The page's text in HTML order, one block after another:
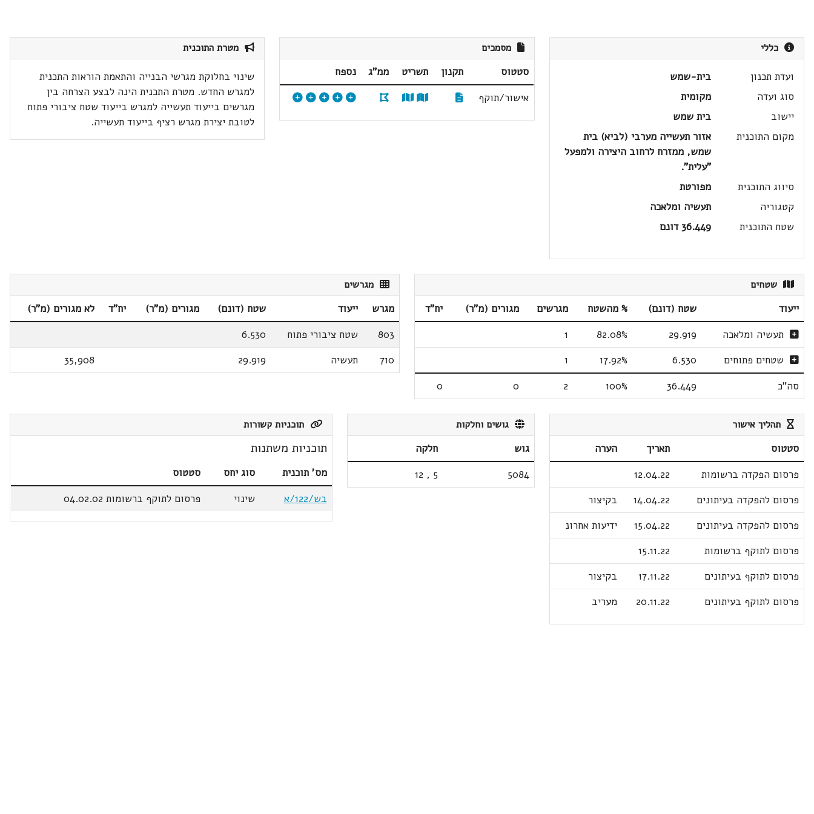
כללי
ועדת תכנון
בית-שמש
סוג ועדה
מקומית
יישוב
בית שמש
מקום התוכנית
אזור תעשייה מערבי (לביא) בית
שמש, ממזרח לרחוב היצירה ולמפעל
"עלית".
סיווג התוכנית
מפורטת
קטגוריה
תעשיה ומלאכה
שטח התוכנית
36.449 דונם
מסמכים
סטטוס תקנון תשריט ממ"ג
נספח
אישור/תוקף
מטרת התוכנית
שינוי בחלוקת מגרשי הבנייה והתאמת הוראות התכנית
למגרש החדש. מטרת התכנית הינה לבצע הצרחה בין
מגרשים בייעוד תעשייה למגרש בייעוד שטח ציבורי פתוח
לטובת יצירת מגרש רציף בייעוד תעשייה.
שטחים
ייעוד שטח (דונם) % מהשטח מגרשים מגורים (מ"ר)
יח"ד
תעשיה ומלאכה
29.919
82.08%
1
שטחים פתוחים
6.530
17.92%
1
סה"כ
36.449
100%
2
0
0
מגרשים
מגרש ייעוד שטח (דונם) מגורים (מ"ר) יח"ד
לא מגורים (מ"ר)
803
שטח ציבורי פתוח
6.530
710
תעשיה 29.919
35,908
תהליך אישור
סטטוס תאריך
הערה
פרסום הפקדה ברשומות
12.04.22
פרסום להפקדה בעיתונים
14.04.22
בקיצור
פרסום להפקדה בעיתונים
15.04.22
ידיעות אחרונ
פרסום לתוקף ברשומות
15.11.22
פרסום לתוקף בעיתונים
17.11.22
בקיצור
פרסום לתוקף בעיתונים
20.11.22 מעריב
גושים וחלקות
גוש
חלקה
5084
5
,
12
תוכניות קשורות
תוכניות משתנות
מס' תוכנית סוג יחס
סטטוס
בש/122/א
שינוי פרסום לתוקף ברשומות 04.02.02